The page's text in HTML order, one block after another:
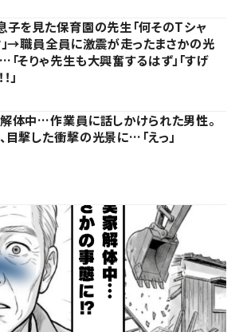
子を見た保育園の先生「何そのTシャ
」→職員全員に激震が走ったまさかの光
「そりゃ先生も大興奮するはず」「すげ
」
体中…作業員に話しかけられた男性。
目撃した衝撃の光景に…「えっ」